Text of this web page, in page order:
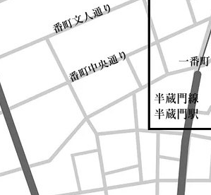
​番町文人通り
​番町中央通り 一番町
半蔵門線
​半蔵門駅